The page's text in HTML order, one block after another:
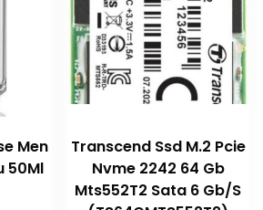
Men
50Ml
Transcend Ssd M.2 Pcie
Nvme 2242 64 Gb
Mts552T2 Sata 6 Gb/S